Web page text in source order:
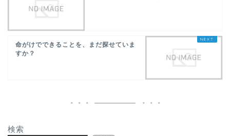
命がけでできることを、まだ探せていま
すか？
検索